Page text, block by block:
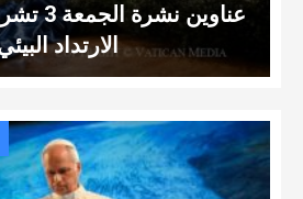
الارتداد